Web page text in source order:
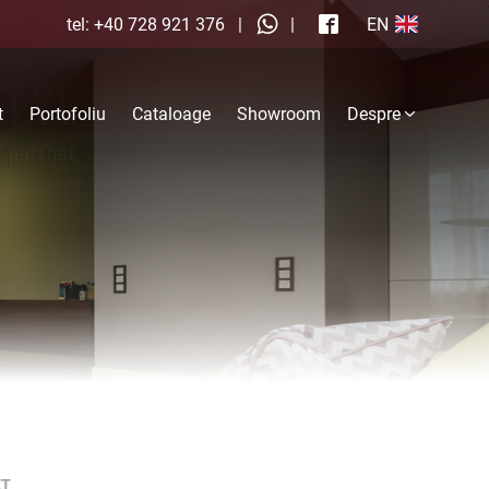
to review and enter to go to the desired page. Touch device
tel: +40 728 921 376 | | EN
Portofoliu Cataloage Showroom Despre